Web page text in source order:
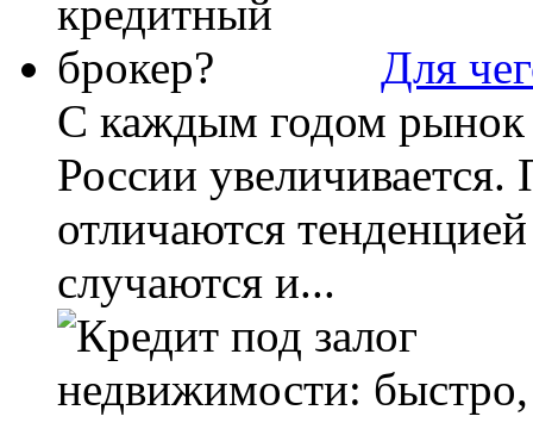
Для
С каждым годом рынок
России
отличаются
случаются и...